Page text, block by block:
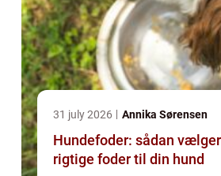
31 july 2026 Annika Sørensen
Hundefoder: sådan
rigtige foder til din hund